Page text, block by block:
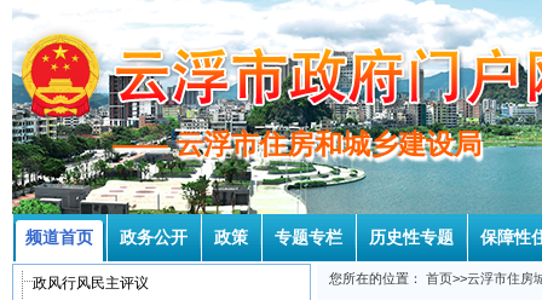
—— 云浮市住房和城乡建设局
—— 云浮市住房和城乡建设局
频道首页 政务公开 政策 专题专栏 历史性专题 保障性
政风行风民主评议
您所在的位置： 首页>>云浮市住房